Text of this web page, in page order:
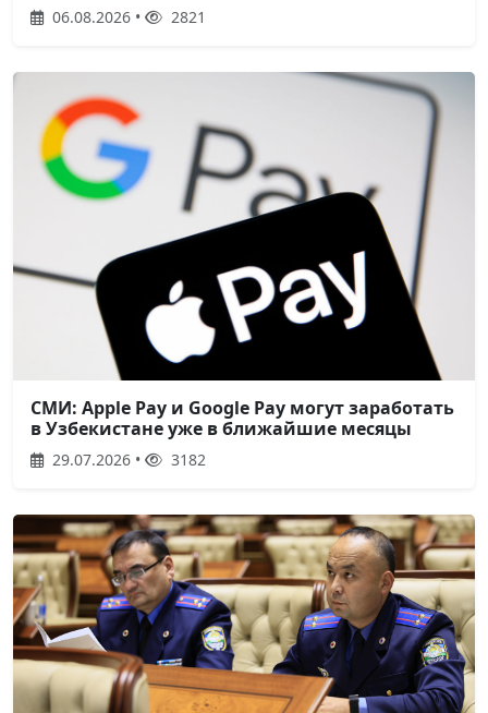
06.08.2026 • 2821
СМИ: Apple Pay и Google Pay могут заработать
в Узбекистане уже в ближайшие месяцы
29.07.2026 • 3182